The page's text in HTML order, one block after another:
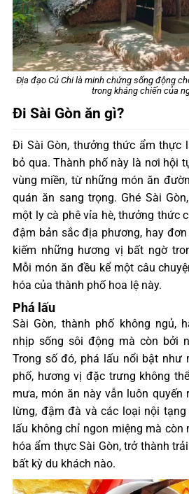
Địa đạo Củ Chi là minh chứng sống động
trong kháng chiến của
Đi Sài Gòn ăn gì?
Đi Sài Gòn, thưởng thức ẩm thực
bỏ qua. Thành phố này là nơi hội
vùng miền, từ những món ăn
quán ăn sang trọng. Ghé Sài
một ly cà phê vỉa hè, thưởng thức
đậm bản sắc địa phương, hay
kiếm những hương vị bất ngờ
Mỗi món ăn đều kể một câu
hóa của thành phố hoa lệ này.
Phá lấu
Sài Gòn, thành phố không ngủ,
nhịp sống sôi động mà còn bởi
Trong số đó, phá lấu nổi bật như
phố, hương vị đặc trưng không
mưa, món ăn này vẫn luôn quyến
lừng, đậm đà và các loại nội
lấu không chỉ ngon miệng mà còn
hóa ẩm thực Sài Gòn, trở thành
bất kỳ du khách nào.